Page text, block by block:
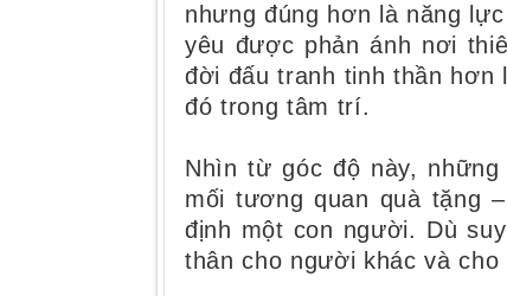
nhưng đúng hơn là năng
yêu được phản ánh nơi
đời đấu tranh tinh thần hơn
đó trong tâm trí.
Nhìn từ góc độ này,
mối tương quan quà tặng
định một con người. Dù
thân cho người khác và cho